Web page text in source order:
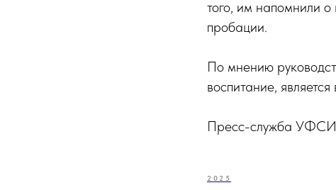
того, им напомнили
пробации.
По мнению
воспитание,
Пресс-служба
2025